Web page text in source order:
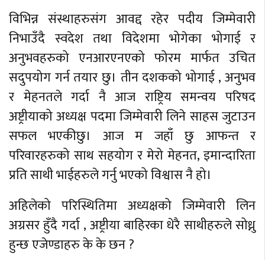
विभिन्न संस्थाहरुसंग आवद्द रहेर पदीय जिम्मेवारी
निभाउँदै स्वदेश तथा विदेशमा भोगेका भोगाई र
अनुभवहरुको एनआरएनएको फोरम मार्फत उचित
सदुपयोग गर्न तयार छु। तीन दशकको भोगाई , अनुभव
र मेहनतले गर्दा नै आज राष्ट्रिय समन्वय परिषद
अष्ट्रीयाको अध्यक्ष पदमा जिम्मेवारी लिने साहस जुटाउन
सफल भएकीछु। आज म जहाँ छु आफन्त र
परिवारहरुको साथ सहयोग र मेरो मेहनत, इमान्दारिता
प्रति साथी भाईहरुले गर्नु भएको विश्वास नै हो।
अहिलेको परिस्थितिमा अध्यक्षको जिम्मेवारी लिन
अग्रसर हुँदै गर्दा , अष्ट्रीया बाहिरका धेरै साथीहरुले सोध्नु
हुन्छ एजेण्डाहरु के के छन ?